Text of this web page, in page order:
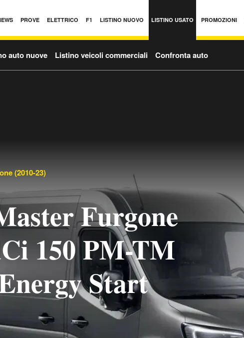
PROVE ELETTRICO F1 LISTINO NUOVO LISTINO USATO PROMOZIONI
auto nuove Listino veicoli commerciali Confronta auto
(2010-23)
Furgone
150 PM-TM
Energy Start